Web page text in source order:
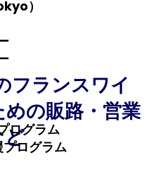
）
ログラム
ログラム
フランスワイ
の販路・営業
ど